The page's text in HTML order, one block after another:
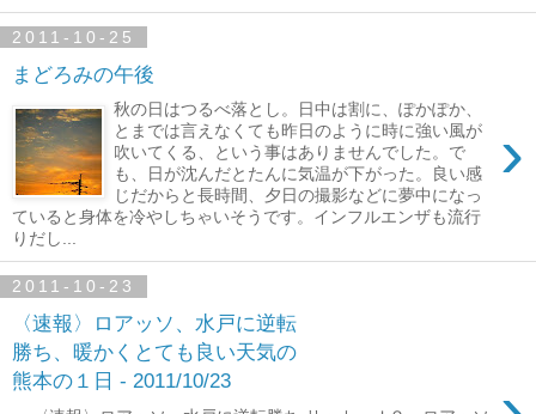
2011-10-25
まどろみの午後
›
秋の日はつるべ落とし。日中は割に、ぽかぽか、
とまでは言えなくても昨日のように時に強い風が
吹いてくる、という事はありませんでした。で
も、日が沈んだとたんに気温が下がった。良い感
じだからと長時間、夕日の撮影などに夢中になっ
ていると身体を冷やしちゃいそうです。インフルエンザも流行
りだし...
2011-10-23
〈速報〉ロアッソ、水戸に逆転
勝ち、暖かくとても良い天気の
熊本の１日 - 2011/10/23